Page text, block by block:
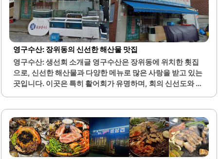
맛 또한 뛰어난 이곳은 가족 단위 방문객들에게도 적합합니
다. 또한, 매장이 바쁘더라도 직원들이 빠르게 서비스를 제공
하여 대기 시간 없이 편리하게..
영구수산: 장위동의 신선한 해산물 맛집
영구수산: 생선회 소개글 영구수산은 장위동에 위치한 횟집
으로, 신선한 해산물과 다양한 메뉴로 많은 사랑을 받고 있는
곳입니다. 이곳은 특히 활어회가 유명하며, 회의 신선도와 퀄
가격이 저렴하면서도 깊은 맛을 내어 많은 손님들에게 인기
가 높습니다. 영구수산에서는 다양한 스끼다시와 함께 제공
되는 야채 무침이 조화를 이루어, 식사의 만족도를 더욱 높여
줍니다. 사장님은 항상 친절하게 손님을 맞이하며, 세심한 서